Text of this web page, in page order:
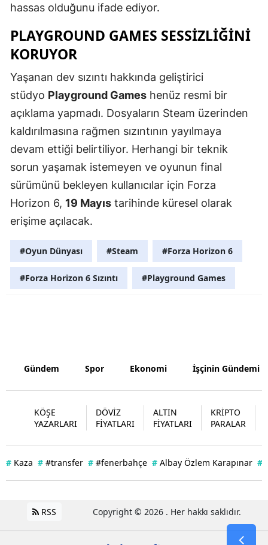
Malatya
Mardin
Muş
Nevşehir
Niğde
Rize
Sivas
Tekirdağ
Tokat
Trabzon
Tunceli
Uşak
hassas olduğunu ifade ediyor.
PLAYGROUND GAMES SESSIZLIĞINI
KORUYOR
Yaşanan dev sızıntı hakkında geliştirici
stüdyo Playground Games henüz resmi bir
açıklama yapmadı. Dosyaların Steam üzerinden
kaldırılmasına rağmen sızıntının yayılmaya
devam ettiği belirtiliyor. Herhangi bir teknik
sorun yaşamak istemeyen ve oyunun final
sürümünü bekleyen kullanıcılar için Forza
Horizon 6, 19 Mayıs tarihinde küresel olarak
erişime açılacak.
#Oyun Dünyası #Steam #Forza Horizon 6
#Forza Horizon 6 Sızıntı #Playground Games
Gündem Spor Ekonomi İşçinin Gündemi
KÖŞE
YAZARLARI
DÖVİZ
FİYATLARI
ALTIN
FİYATLARI
KRİPTO
PARALAR
# Kaza # #transfer # #fenerbahçe # Albay Özlem Karapınar #
RSS Copyright © 2026 . Her hakkı saklıdır.